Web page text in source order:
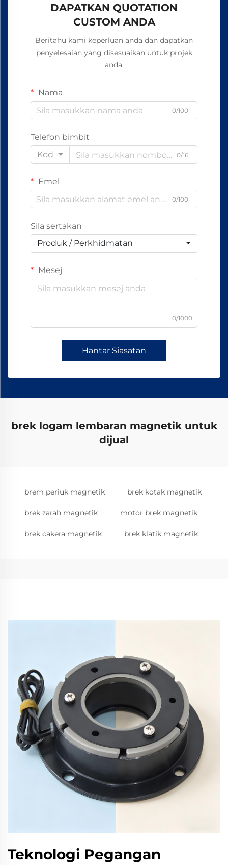
DAPATKAN QUOTATION
CUSTOM ANDA
Beritahu kami keperluan anda dan dapatkan
penyelesaian yang disesuaikan untuk projek
anda.
Nama
0/100
Telefon bimbit
Kod
0/16
Emel
0/100
Sila sertakan
Produk / Perkhidmatan
Mesej
0/1000
Hantar Siasatan
brek logam lembaran magnetik untuk
dijual
brem periuk magnetik brek kotak magnetik
brek zarah magnetik motor brek magnetik
brek cakera magnetik brek klatik magnetik
Teknologi Pegangan